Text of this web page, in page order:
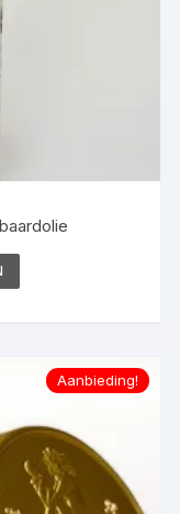
product
variaties.
Deze
optie
kan
gekozen
worden
Aanbieding!